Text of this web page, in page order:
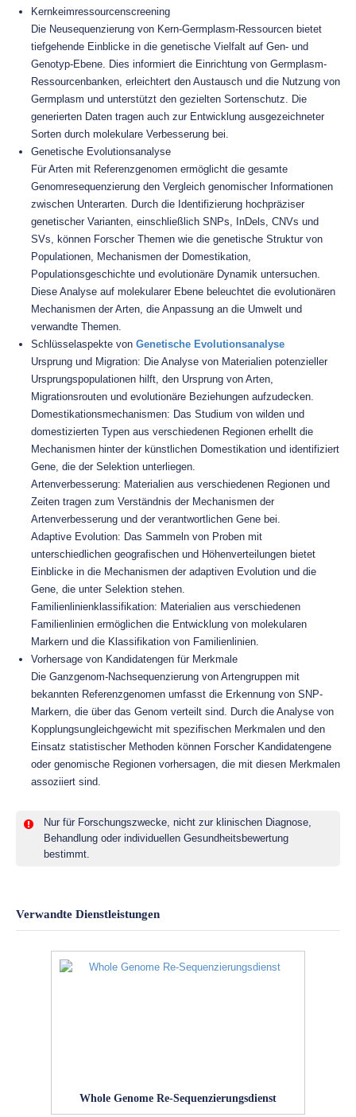
Kernkeimressourcenscreening
Die Neusequenzierung von Kern-Germplasm-Ressourcen bietet
tiefgehende Einblicke in die genetische Vielfalt auf Gen- und
Genotyp-Ebene. Dies informiert die Einrichtung von Germplasm-
Ressourcenbanken, erleichtert den Austausch und die Nutzung von
Germplasm und unterstützt den gezielten Sortenschutz. Die
generierten Daten tragen auch zur Entwicklung ausgezeichneter
Sorten durch molekulare Verbesserung bei.
Genetische Evolutionsanalyse
Für Arten mit Referenzgenomen ermöglicht die gesamte
Genomresequenzierung den Vergleich genomischer Informationen
zwischen Unterarten. Durch die Identifizierung hochpräziser
genetischer Varianten, einschließlich SNPs, InDels, CNVs und
SVs, können Forscher Themen wie die genetische Struktur von
Populationen, Mechanismen der Domestikation,
Populationsgeschichte und evolutionäre Dynamik untersuchen.
Diese Analyse auf molekularer Ebene beleuchtet die evolutionären
Mechanismen der Arten, die Anpassung an die Umwelt und
verwandte Themen.
Schlüsselaspekte von Genetische Evolutionsanalyse
Ursprung und Migration: Die Analyse von Materialien potenzieller
Ursprungspopulationen hilft, den Ursprung von Arten,
Migrationsrouten und evolutionäre Beziehungen aufzudecken.
Domestikationsmechanismen: Das Studium von wilden und
domestizierten Typen aus verschiedenen Regionen erhellt die
Mechanismen hinter der künstlichen Domestikation und identifiziert
Gene, die der Selektion unterliegen.
Artenverbesserung: Materialien aus verschiedenen Regionen und
Zeiten tragen zum Verständnis der Mechanismen der
Artenverbesserung und der verantwortlichen Gene bei.
Adaptive Evolution: Das Sammeln von Proben mit
unterschiedlichen geografischen und Höhenverteilungen bietet
Einblicke in die Mechanismen der adaptiven Evolution und die
Gene, die unter Selektion stehen.
Familienlinienklassifikation: Materialien aus verschiedenen
Familienlinien ermöglichen die Entwicklung von molekularen
Markern und die Klassifikation von Familienlinien.
Vorhersage von Kandidatengen für Merkmale
Die Ganzgenom-Nachsequenzierung von Artengruppen mit
bekannten Referenzgenomen umfasst die Erkennung von SNP-
Markern, die über das Genom verteilt sind. Durch die Analyse von
Kopplungsungleichgewicht mit spezifischen Merkmalen und den
Einsatz statistischer Methoden können Forscher Kandidatengene
oder genomische Regionen vorhersagen, die mit diesen Merkmalen
assoziiert sind.
Nur für Forschungszwecke, nicht zur klinischen Diagnose,
Behandlung oder individuellen Gesundheitsbewertung
bestimmt.
Verwandte Dienstleistungen
Whole Genome Re-Sequenzierungsdienst